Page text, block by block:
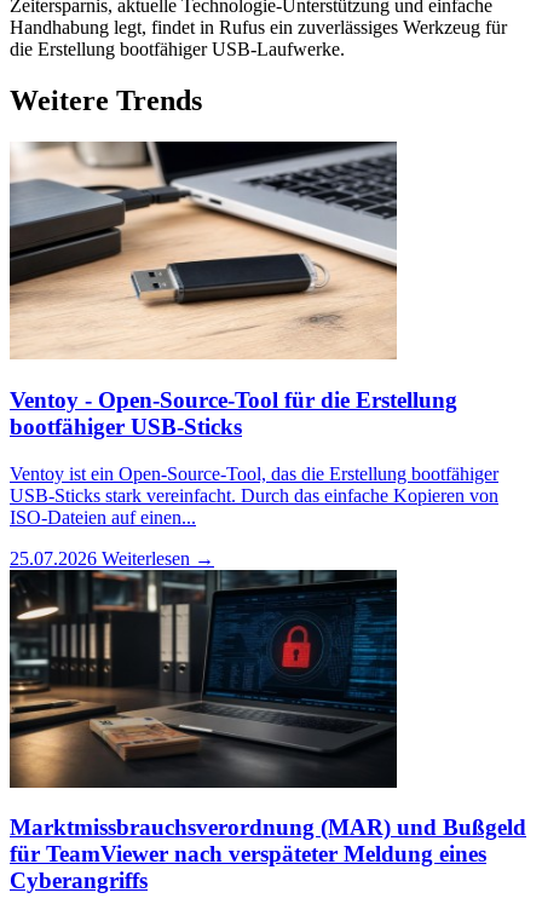
Zeitersparnis, aktuelle Technologie-Unterstützung und einfache
Handhabung legt, findet in Rufus ein zuverlässiges Werkzeug für
die Erstellung bootfähiger USB-Laufwerke.
Weitere Trends
Ventoy - Open-Source-Tool für die Erstellung
bootfähiger USB-Sticks
Ventoy ist ein Open-Source-Tool, das die Erstellung bootfähiger
USB-Sticks stark vereinfacht. Durch das einfache Kopieren von
ISO-Dateien auf einen...
25.07.2026 Weiterlesen →
Marktmissbrauchsverordnung (MAR) und Bußgeld
für TeamViewer nach verspäteter Meldung eines
Cyberangriffs